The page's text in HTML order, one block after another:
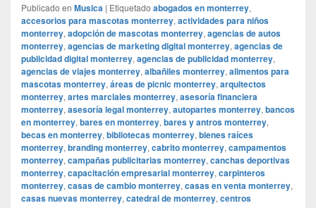
Publicado en Musica | Etiquetado abogados en monterrey,
accesorios para mascotas monterrey, actividades para niños
monterrey, adopción de mascotas monterrey, agencias de autos
monterrey, agencias de marketing digital monterrey, agencias de
publicidad digital monterrey, agencias de publicidad monterrey,
agencias de viajes monterrey, albañiles monterrey, alimentos para
mascotas monterrey, áreas de picnic monterrey, arquitectos
monterrey, artes marciales monterrey, asesoría financiera
monterrey, asesoría legal monterrey, autopartes monterrey, bancos
en monterrey, bares en monterrey, bares y antros monterrey,
becas en monterrey, bibliotecas monterrey, bienes raíces
monterrey, branding monterrey, cabrito monterrey, campamentos
monterrey, campañas publicitarias monterrey, canchas deportivas
monterrey, capacitación empresarial monterrey, carpinteros
monterrey, casas de cambio monterrey, casas en venta monterrey,
casas nuevas monterrey, catedral de monterrey, centros